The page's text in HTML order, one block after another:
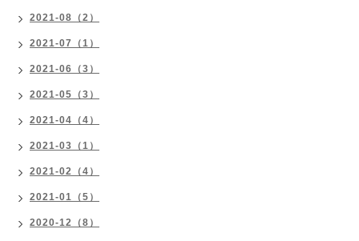
2021-08（2）
2021-07（1）
2021-06（3）
2021-05（3）
2021-04（4）
2021-03（1）
2021-02（4）
2021-01（5）
2020-12（8）